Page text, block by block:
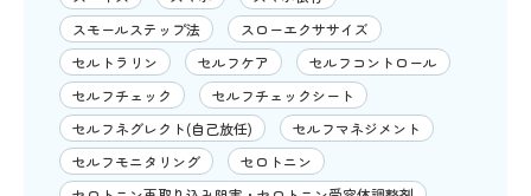
スモールステップ法
スローエクササイズ
セルトラリン
セルフケア
セルフコントロール
セルフチェック
セルフチェックシート
セルフネグレクト(自己放任)
セルフマネジメント
セルフモニタリング
セロトニン